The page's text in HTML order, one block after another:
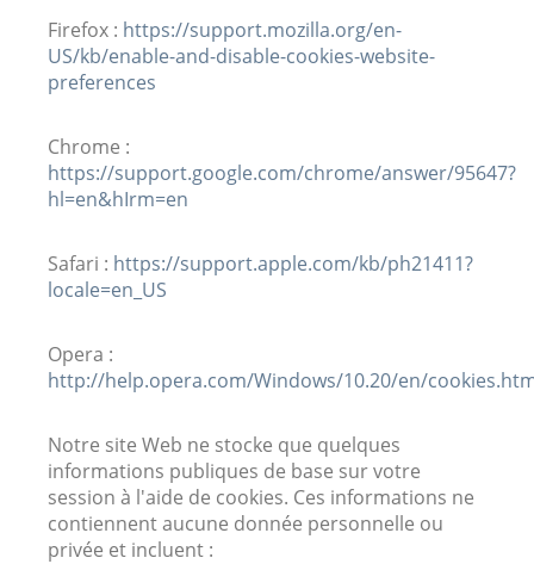
Firefox : https://support.mozilla.org/en-
US/kb/enable-and-disable-cookies-website-
preferences
Chrome :
https://support.google.com/chrome/answer/95647?
hl=en&hIrm=en
Safari : https://support.apple.com/kb/ph21411?
locale=en_US
Opera :
http://help.opera.com/Windows/10.20/en/
Notre site Web ne stocke que quelques
informations publiques de base sur votre
session à l'aide de cookies. Ces informations ne
contiennent aucune donnée personnelle ou
privée et incluent :